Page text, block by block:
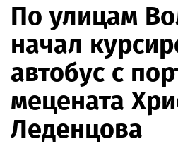
По улицам
начал
автобус с
мецената
Леденцова